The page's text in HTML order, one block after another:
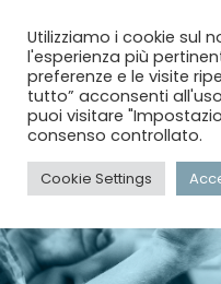
menu
Utilizziamo i cookie sul
l'esperienza più
preferenze e le visite
tutto” acconsenti
puoi visitare
consenso controllato.
Cookie Settings